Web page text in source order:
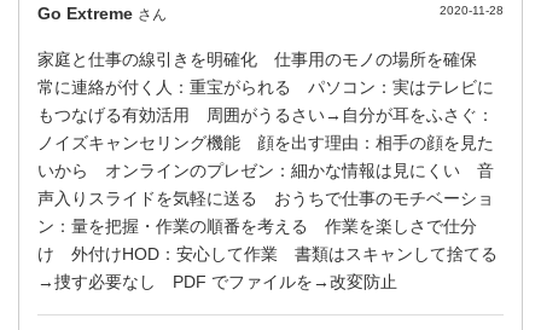
Go Extreme さん 2020-11-28
家庭と仕事の線引きを明確化 仕事用のモノの場所を確保
常に連絡が付く人：重宝がられる パソコン：実はテレビに
もつなげる有効活用 周囲がうるさい→自分が耳をふさぐ：
ノイズキャンセリング機能 顔を出す理由：相手の顔を見た
いから オンラインのプレゼン：細かな情報は見にくい 音
声入りスライドを気軽に送る おうちで仕事のモチベーショ
ン：量を把握・作業の順番を考える 作業を楽しさで仕分
け 外付けHOD：安心して作業 書類はスキャンして捨てる
→捜す必要なし PDF でファイルを→改変防止